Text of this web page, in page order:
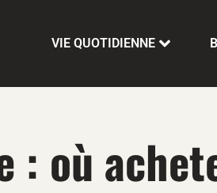
VIE QUOTIDIENNE
: où